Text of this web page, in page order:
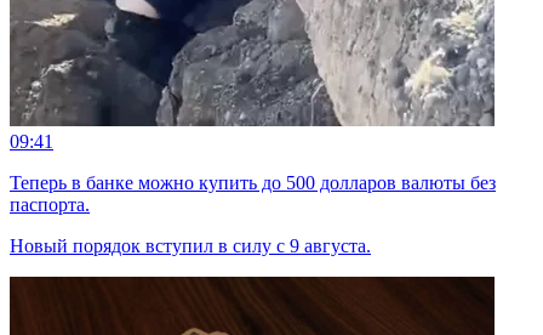
09:41
Теперь в банке можно купить до 500 долларов валюты без
паспорта.
Новый порядок вступил в силу с 9 августа.